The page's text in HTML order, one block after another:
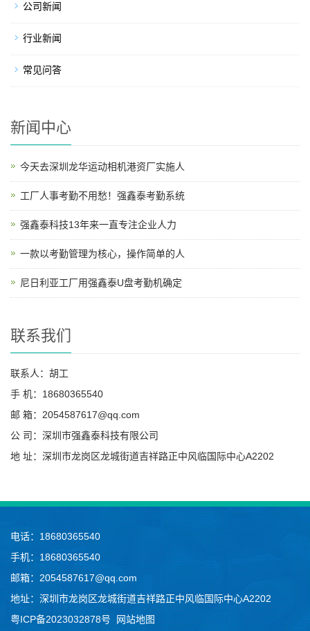
公司新闻
行业新闻
常见问答
新闻中心
今天去深圳龙华运动相机港资厂实施人
工厂人事考勤不用愁！强鑫泰考勤系统
强鑫泰科技13年来一直专注企业人力
一款以考勤管理为核心，操作简单的人
尼日利亚工厂用强鑫泰U盘考勤机确定
联系我们
联系人：胡工
手 机：18680365540
邮 箱：2054587617@qq.com
公 司：深圳市强鑫泰科技有限公司
地 址：深圳市龙岗区龙城街道吉祥路正中风临国际中心A2202
电话：18680365540
手机：18680365540
邮箱：2054587617@qq.com
地址：深圳市龙岗区龙城街道吉祥路正中风临国际中心A2202
粤ICP备2023032878号
网站地图